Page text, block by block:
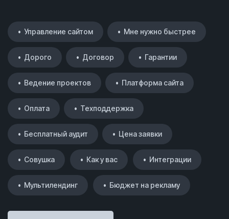
• Управление сайтом • Мне нужно быстрее
• Дорого • Договор • Гарантии
• Ведение проектов • Платформа сайта
• Оплата • Техподдержка
• Бесплатный аудит • Цена заявки
• Совушка • Как у вас • Интеграции
• Мультилендинг • Бюджет на рекламу